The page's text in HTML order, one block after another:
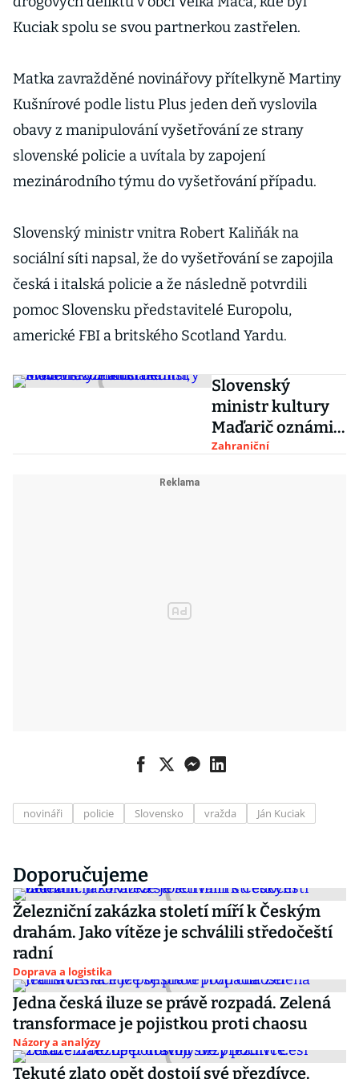
Kuciak spolu se svou partnerkou zastřelen.
Matka zavražděné novinářovy přítelkyně Martiny
Kušnírové podle listu Plus jeden deň vyslovila
obavy z manipulování vyšetřování ze strany
slovenské policie a uvítala by zapojení
mezinárodního týmu do vyšetřování případu.
Slovenský ministr vnitra Robert Kaliňák na
sociální síti napsal, že do vyšetřování se zapojila
česká i italská policie a že následně potvrdili
pomoc Slovensku představitelé Europolu,
americké FBI a britského Scotland Yardu.
Slovenský
ministr kultury
Maďarič oznámil
demisi, kvůli
Zahraniční
novináři policie Slovensko vražda Ján Kuciak
Doporučujeme
Železniční zakázka století míří k Českým
drahám. Jako vítěze je schválili středočeští
radní
Doprava a logistika
Jedna česká iluze se právě rozpadá. Zelená
transformace je pojistkou proti chaosu
Názory a analýzy
Tekuté zlato opět dostojí své přezdívce.